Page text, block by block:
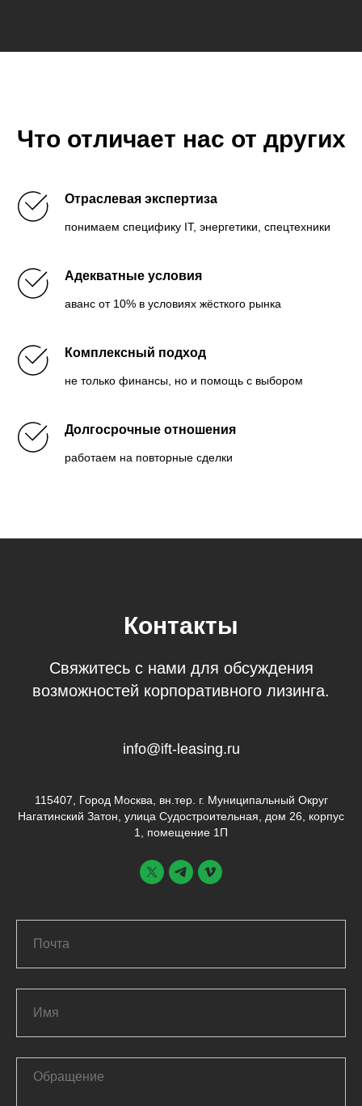
Что отличает нас от других
Отраслевая экспертиза
понимаем специфику IT, энергетики, спецтехники
Адекватные условия
аванс от 10% в условиях жёсткого рынка
Комплексный подход
не только финансы, но и помощь с выбором
Долгосрочные отношения
работаем на повторные сделки
Контакты
Свяжитесь с нами для обсуждения
возможностей корпоративного лизинга.
info@ift-leasing.ru
115407, Город Москва, вн.тер. г. Муниципальный Округ
Нагатинский Затон, улица Судостроительная, дом 26, корпус
1, помещение 1П